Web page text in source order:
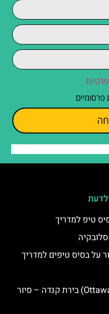
טיפ למדריך
על בסיס טיפים למדריך
סיורים חינמיים באוטוואה (Ottawa) בירת קנדה – סיור